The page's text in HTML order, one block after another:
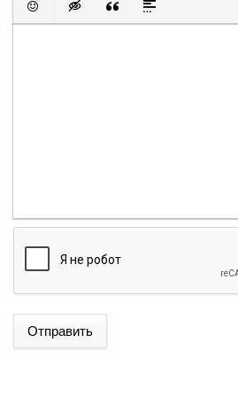
Вставить смайлик
Вставка скрытого
Вставка цитаты
Вставка
Отправить
ՌՈՒԲԵՆ ՌՈՒԲԻՆՅԱՆԸ